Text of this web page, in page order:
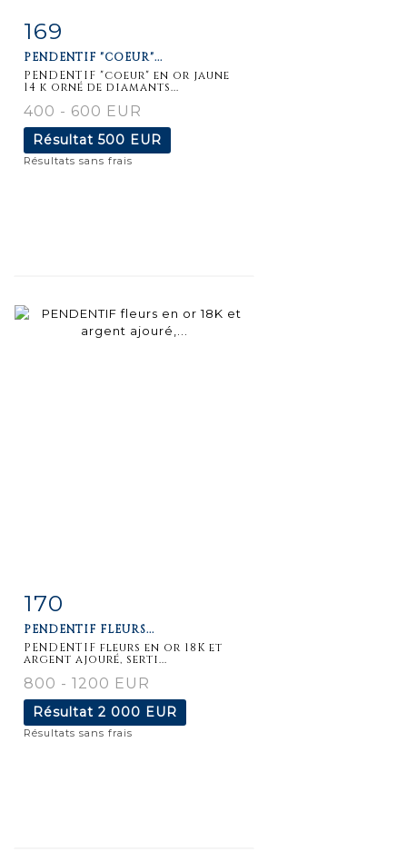
Fiche
détaillée
169
PENDENTIF "COEUR"...
PENDENTIF "coeur" en or jaune
14 k orné de diamants...
400 - 600 EUR
Résultat 500 EUR
Résultats sans frais
Fiche
détaillée
170
PENDENTIF FLEURS...
PENDENTIF fleurs en or 18K et
argent ajouré, serti...
800 - 1200 EUR
Résultat 2 000 EUR
Résultats sans frais